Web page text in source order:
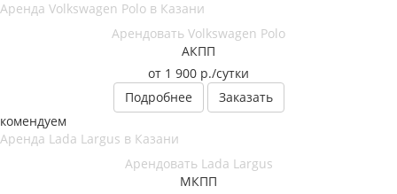
Арендовать Volkswagen Polo
АКПП
от 1 900 р./сутки
Подробнее
Заказать
Арендовать Lada Largus
МКПП